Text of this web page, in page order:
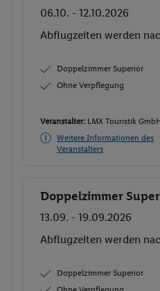
06.10. - 12.10.2026
Abflugzeiten werden
Doppelzimmer Superior
Ohne Verpflegung
Veranstalter: LMX Touristik
Weitere Informationen des
Veranstalters
Buchen
Doppelzimmer
13.09. - 19.09.2026
Abflugzeiten werden
Doppelzimmer Superior